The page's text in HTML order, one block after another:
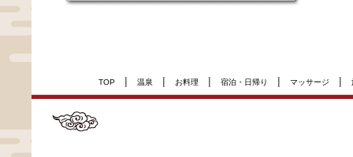
TOP | 温泉 | お料理 | 宿泊・日帰り | マッサージ |